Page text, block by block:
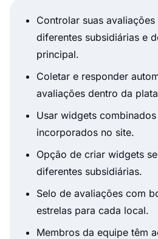
Controlar suas
diferentes subsidiárias e
principal.
Coletar e responder
avaliações dentro da
Usar widgets
incorporados no site.
Opção de criar widgets
diferentes subsidiárias.
Selo de avaliações com
estrelas para cada local.
Membros da equipe têm